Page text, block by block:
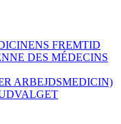
FREMTID
DES MÉDECINS
ARBEJDSMEDICIN)